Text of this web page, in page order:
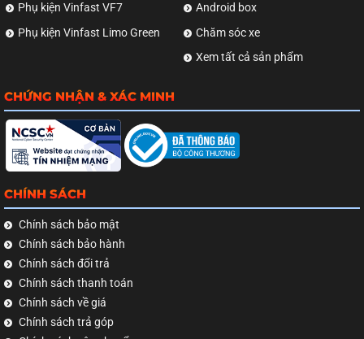
Phụ kiện Vinfast VF7
Phụ kiện Vinfast Limo Green
Android box
Chăm sóc xe
Xem tất cả sản phẩm
CHỨNG NHẬN & XÁC MINH
CHÍNH SÁCH
Chính sách bảo mật
Chính sách bảo hành
Chính sách đổi trả
Chính sách thanh toán
Chính sách về giá
Chính sách trả góp